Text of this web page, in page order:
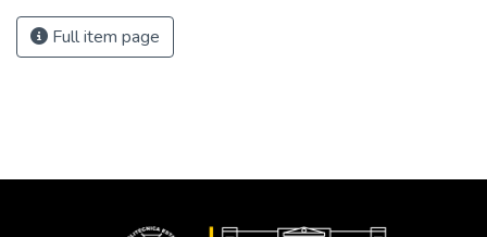
Full item page